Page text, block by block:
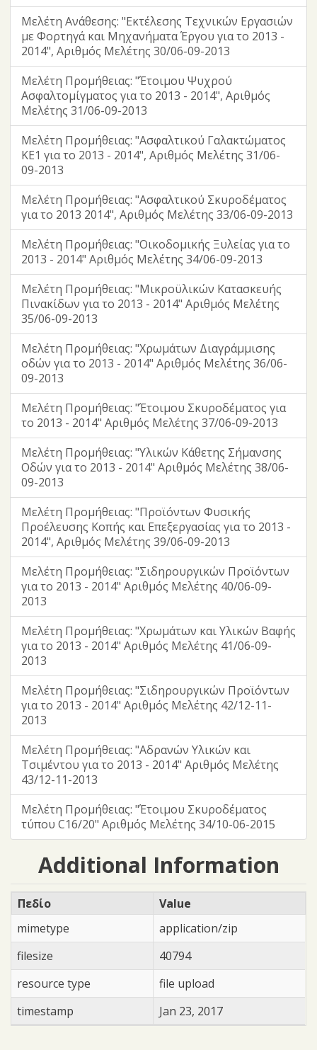
Μελέτη Ανάθεσης: "Εκτέλεσης Τεχνικών Εργασιών
με Φορτηγά και Μηχανήματα Έργου για το 2013 -
2014", Αριθμός Μελέτης 30/06-09-2013
Μελέτη Προμήθειας: "Έτοιμου Ψυχρού
Ασφαλτομίγματος για το 2013 - 2014", Αριθμός
Μελέτης 31/06-09-2013
Μελέτη Προμήθειας: "Ασφαλτικού Γαλακτώματος
ΚΕ1 για το 2013 - 2014", Αριθμός Μελέτης 31/06-
09-2013
Μελέτη Προμήθειας: "Ασφαλτικού Σκυροδέματος
για το 2013 2014", Αριθμός Μελέτης 33/06-09-2013
Μελέτη Προμήθειας: "Οικοδομικής Ξυλείας για το
2013 - 2014" Αριθμός Μελέτης 34/06-09-2013
Μελέτη Προμήθειας: "Μικροϋλικών Κατασκευής
Πινακίδων για το 2013 - 2014" Αριθμός Μελέτης
35/06-09-2013
Μελέτη Προμήθειας: "Χρωμάτων Διαγράμμισης
οδών για το 2013 - 2014" Αριθμός Μελέτης 36/06-
09-2013
Μελέτη Προμήθειας: "Έτοιμου Σκυροδέματος για
το 2013 - 2014" Αριθμός Μελέτης 37/06-09-2013
Μελέτη Προμήθειας: "Υλικών Κάθετης Σήμανσης
Οδών για το 2013 - 2014" Αριθμός Μελέτης 38/06-
09-2013
Μελέτη Προμήθειας: "Προϊόντων Φυσικής
Προέλευσης Κοπής και Επεξεργασίας για το 2013 -
2014", Αριθμός Μελέτης 39/06-09-2013
Μελέτη Προμήθειας: "Σιδηρουργικών Προϊόντων
για το 2013 - 2014" Αριθμός Μελέτης 40/06-09-
2013
Μελέτη Προμήθειας: "Χρωμάτων και Υλικών Βαφής
για το 2013 - 2014" Αριθμός Μελέτης 41/06-09-
2013
Μελέτη Προμήθειας: "Σιδηρουργικών Προϊόντων
για το 2013 - 2014" Αριθμός Μελέτης 42/12-11-
2013
Μελέτη Προμήθειας: "Αδρανών Υλικών και
Τσιμέντου για το 2013 - 2014" Αριθμός Μελέτης
43/12-11-2013
Μελέτη Προμήθειας: "Έτοιμου Σκυροδέματος
τύπου C16/20" Αριθμός Μελέτης 34/10-06-2015
Additional Information
Πεδίο
Value
mimetype
application/zip
filesize
40794
resource type
file upload
timestamp
Jan 23, 2017